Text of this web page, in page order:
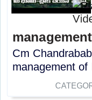
Cm
management